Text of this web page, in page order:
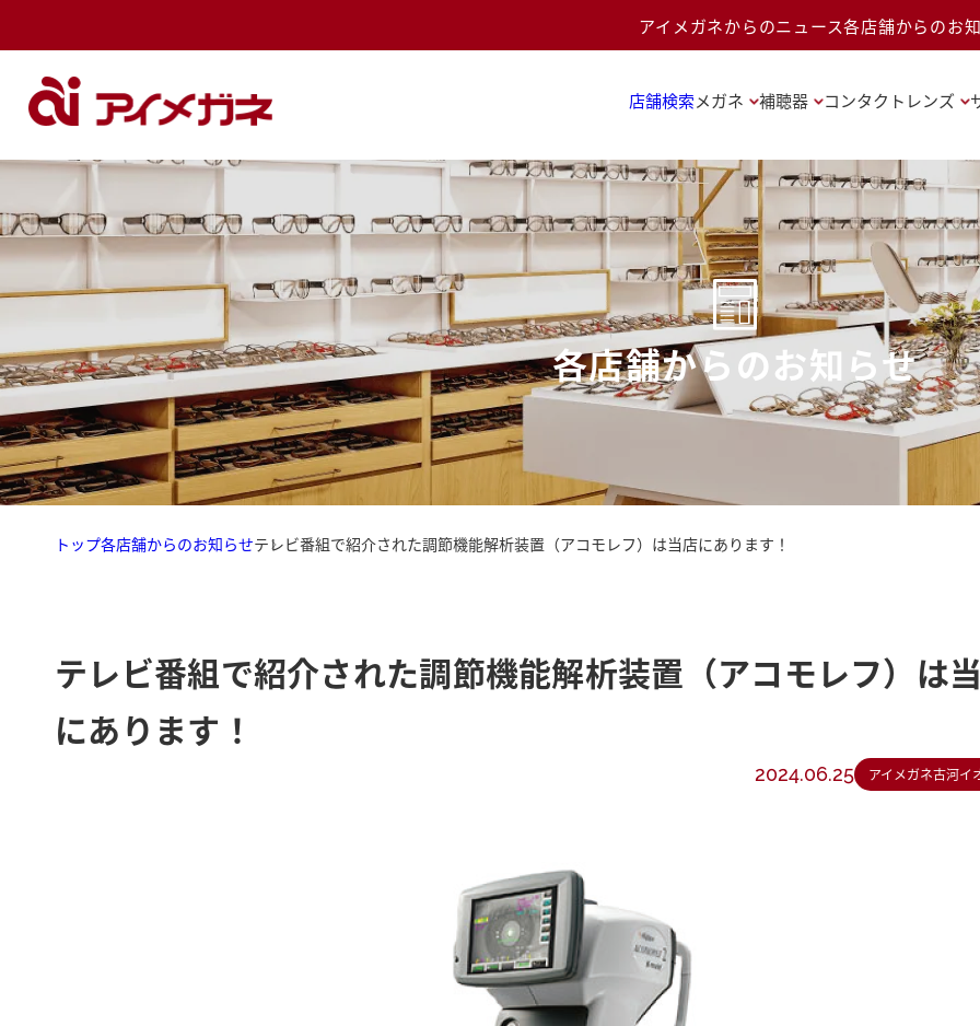
アイメガネからのニュース各店舗からのお
店舗検索メガネ 補聴器 コンタクトレンズ
各店舗からのお知らせ
トップ各店舗からのお知らせテレビ番組で紹介された調節機能解析装置（アコモレフ）は当店にあります！
テレビ番組で紹介された調節機能解析装置（アコモレフ）は
にあります！
2024.06.25 アイメガネ古河イ